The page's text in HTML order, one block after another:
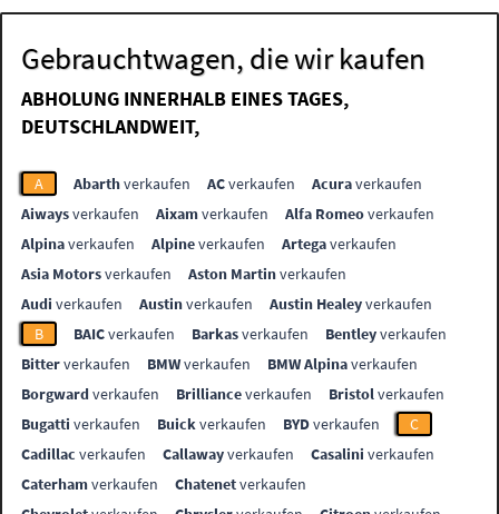
Gebrauchtwagen, die wir kaufen
ABHOLUNG INNERHALB EINES TAGES,
DEUTSCHLANDWEIT,
A Abarthverkaufen ACverkaufen Acuraverkaufen
Aiwaysverkaufen Aixamverkaufen Alfa Romeoverkaufen
Alpinaverkaufen Alpineverkaufen Artegaverkaufen
Asia Motorsverkaufen Aston Martinverkaufen
Audi verkaufen Austinverkaufen Austin Healeyverkaufen
B
BAICverkaufen Barkasverkaufen Bentleyverkaufen
Bitterverkaufen BMWverkaufen BMW Alpinaverkaufen
Borgwardverkaufen Brillianceverkaufen Bristolverkaufen
Bugatti verkaufen Buickverkaufen BYDverkaufen
C
Cadillac verkaufen Callawayverkaufen Casalini verkaufen
Caterhamverkaufen Chatenetverkaufen